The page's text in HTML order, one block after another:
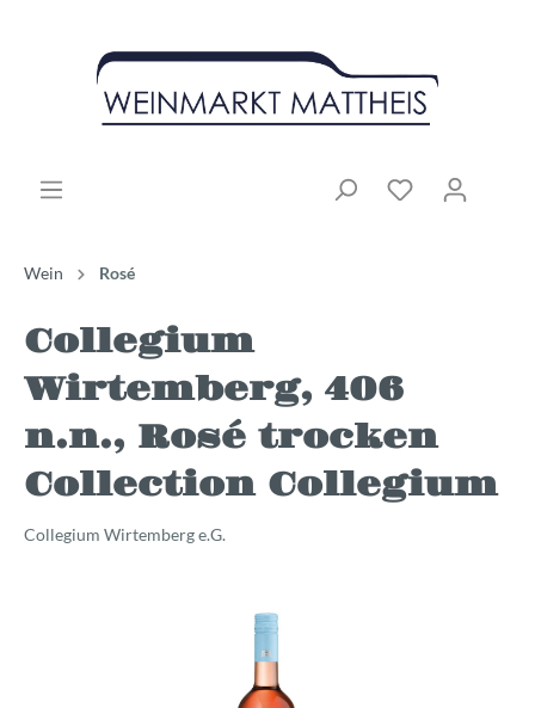
Wein Rosé
Collegium
Wirtemberg, 406
n.n., Rosé trocken
Collection Collegium
Collegium Wirtemberg e.G.